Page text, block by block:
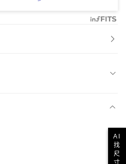
AI
找
尺
寸